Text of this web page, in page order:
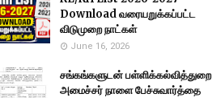
Download வரையறுக்கப்பட்ட
விடுமுறை நாட்கள்
June 16, 2026
சங்கங்களுடன் பள்ளிக்கல்வித்துறை
அமைச்சர் நாளை பேச்சுவார்த்தை